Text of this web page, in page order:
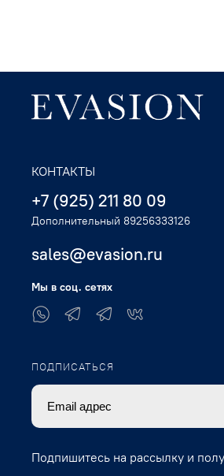
КОНТАКТЫ
+7 (925) 211 80 09
Дополнительный 89256333126
sales@evasion.ru
Мы в соц. сетях
ПОДПИСАТЬСЯ
Подпишитесь на рассылку и